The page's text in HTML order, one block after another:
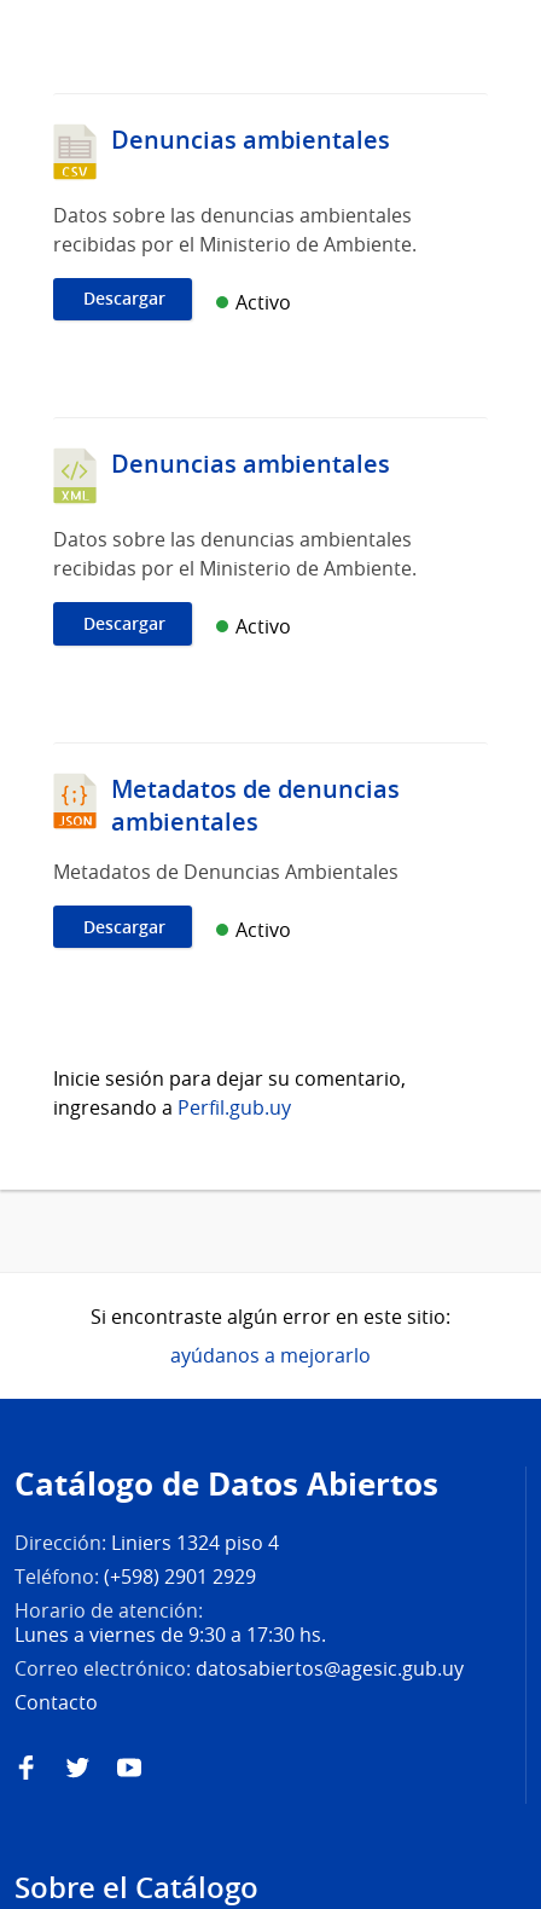
Denuncias ambientales
Datos sobre las denuncias ambientales
recibidas por el Ministerio de Ambiente.
Descargar Activo
Denuncias ambientales
Datos sobre las denuncias ambientales
recibidas por el Ministerio de Ambiente.
Descargar Activo
Metadatos de denuncias
ambientales
Metadatos de Denuncias Ambientales
Descargar Activo
Inicie sesión para dejar su comentario,
ingresando a Perfil.gub.uy
Si encontraste algún error en este sitio:
ayúdanos a mejorarlo
de
página
Catálogo de Datos Abiertos
Dirección: Liniers 1324 piso 4
Teléfono: (+598) 2901 2929
Horario de atención:
Lunes a viernes de 9:30 a 17:30 hs.
Correo electrónico: datosabiertos@agesic.gub.uy
Contacto
FacebookTwitterYouTube
Sobre el Catálogo